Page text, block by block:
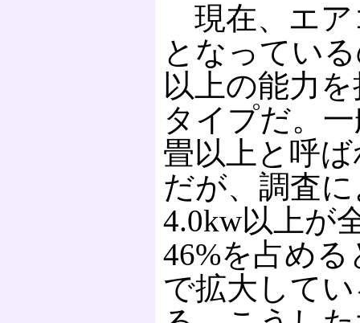
現在、エア
となってい
以上の能力
タイプだ。
畳以上と呼
だが、調査
4.0kw以上が
46%を占め
で拡大して